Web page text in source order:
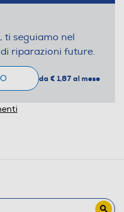
ti seguiamo nel
riparazioni future.
da € 1,87 al mese